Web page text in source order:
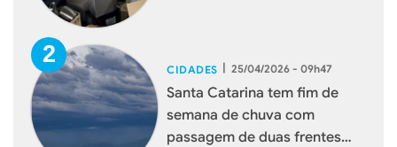
CIDADES | 25/04/2026 - 09h47
Santa Catarina tem fim de
semana de chuva com
passagem de duas frentes